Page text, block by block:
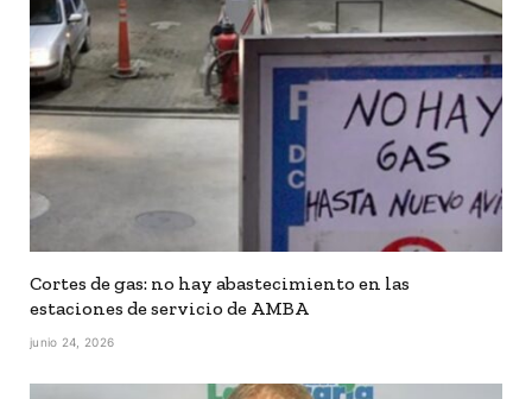
Cortes de gas: no hay abastecimiento en las
estaciones de servicio de AMBA
junio 24, 2026